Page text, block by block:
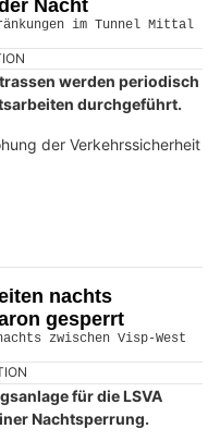
Nacht
werden periodisch
durchgeführt.
der Verkehrssicherheit
nachts
gesperrt
für die LSVA
Nachtsperrung.